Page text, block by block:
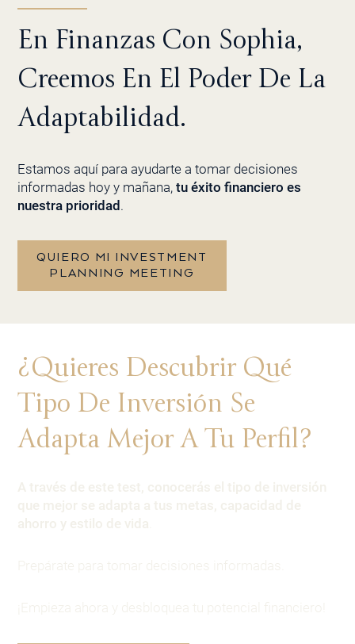
En Finanzas Con Sophia,
Creemos En El Poder De La
Adaptabilidad.
Estamos aquí para ayudarte a tomar decisiones
informadas hoy y mañana, tu éxito financiero es
nuestra prioridad.
QUIERO MI INVESTMENT
PLANNING MEETING
¿Quieres Descubrir Qué
Tipo De Inversión Se
Adapta Mejor A Tu Perfil?